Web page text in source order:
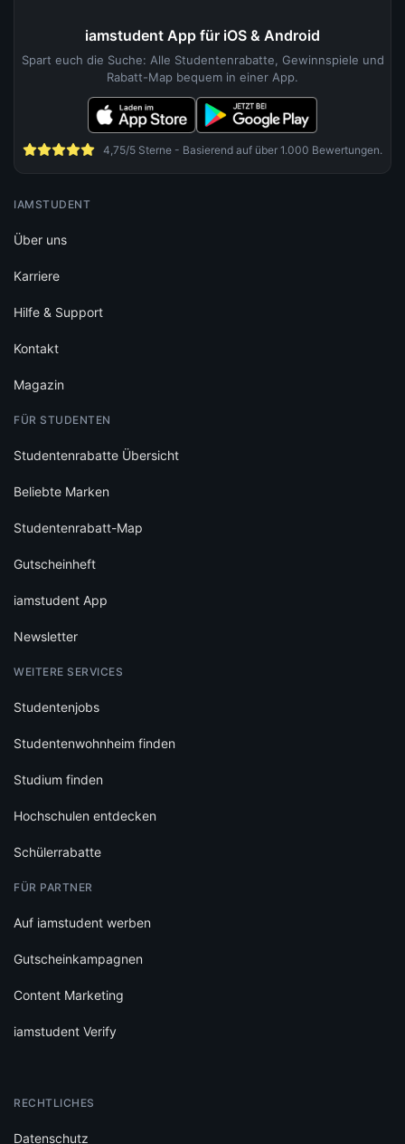
iamstudent App für iOS & Android
Spart euch die Suche: Alle Studentenrabatte, Gewinnspiele und
Rabatt-Map bequem in einer App.
4,75/5 Sterne - Basierend auf über 1.000 Bewertungen.
IAMSTUDENT
Über uns
Karriere
Hilfe & Support
Kontakt
Magazin
FÜR STUDENTEN
Studentenrabatte Übersicht
Beliebte Marken
Studentenrabatt-Map
Gutscheinheft
iamstudent App
Newsletter
WEITERE SERVICES
Studentenjobs
Studentenwohnheim finden
Studium finden
Hochschulen entdecken
Schülerrabatte
FÜR PARTNER
Auf iamstudent werben
Gutscheinkampagnen
Content Marketing
iamstudent Verify
RECHTLICHES
Datenschutz